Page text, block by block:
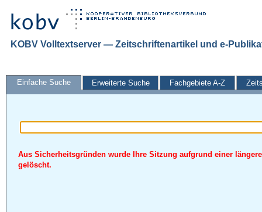
KOBV Volltextserver — Zeitschriftenartikel und e-
Einfache Suche Erweiterte Suche Fachgebiete A-Z
Aus Sicherheitsgründen wurde Ihre Sitzung aufgrund einer
gelöscht.